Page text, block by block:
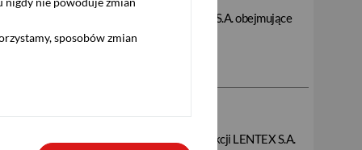
akcjonariuszy ofert zbycia akcji EUROTEL S.A. obejmujące
przez akcjonariuszy ofert zbycia akcji LENTEX S.A.
sposobów zmian